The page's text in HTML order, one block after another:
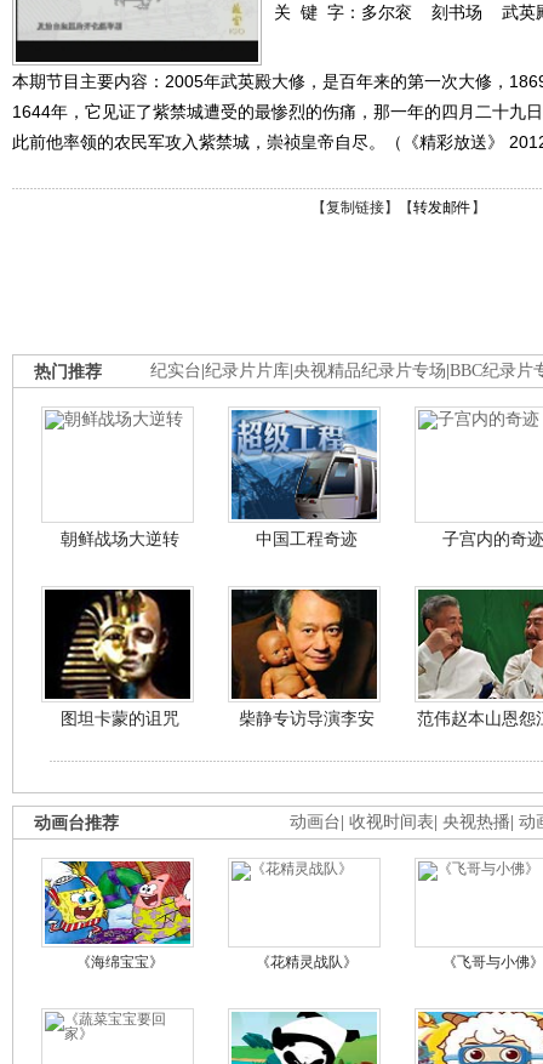
关 键 字： 多尔衮 刻书场 武英
本期节目主要内容：2005年武英殿大修，是百年来的第一次大修，
1644年，它见证了紫禁城遭受的最惨烈的伤痛，那一年的四月二十九
此前他率领的农民军攻入紫禁城，崇祯皇帝自尽。（《精彩放送》
【复制链接】【转发邮件 】
纪实台 纪录片片库 央视精品纪录片专场 BBC纪录片
热门推荐
朝鲜战场大逆转 中国工程奇迹 子宫内的奇迹
图坦卡蒙的诅咒 柴静专访导演李安 范伟赵本山恩怨
动画台 收视时间表 央视热播 动
动画台推荐
《海绵宝宝》 《花精灵战队》 《飞哥与小佛》